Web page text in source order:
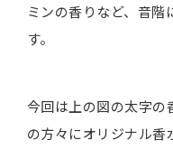
ミンの香りなど、音階
す。
今回は上の図の太字の
の方々にオリジナル香